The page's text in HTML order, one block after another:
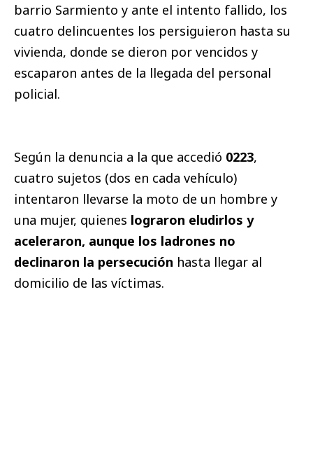
barrio Sarmiento y ante el intento fallido, los
cuatro delincuentes los persiguieron hasta su
vivienda, donde se dieron por vencidos y
escaparon antes de la llegada del personal
policial.
Según la denuncia a la que accedió 0223,
cuatro sujetos (dos en cada vehículo)
intentaron llevarse la moto de un hombre y
una mujer, quienes lograron eludirlos y
aceleraron, aunque los ladrones no
declinaron la persecución hasta llegar al
domicilio de las víctimas.